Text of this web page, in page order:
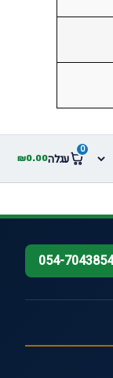
0
עגלה ₪0.00